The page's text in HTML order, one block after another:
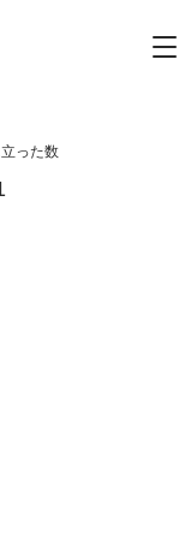
った数